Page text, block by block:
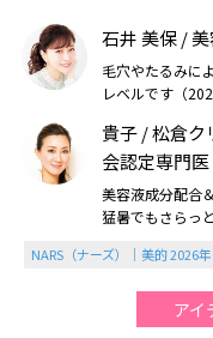
石井 美保 /
毛穴やたるみに
レベルです（
貴子 / 松倉
会認定専門医
美容液成分配合
猛暑でもさらっ
NARS（ナーズ）｜美的 2026
アイ